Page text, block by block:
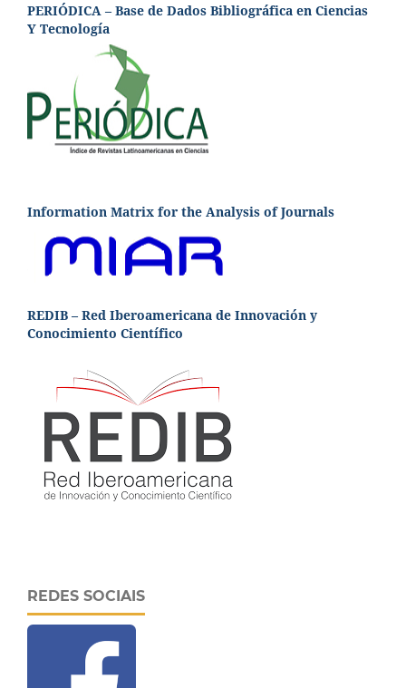
PERIÓDICA – Base de Dados Bibliográfica en Ciencias
Y Tecnología
Information Matrix for the Analysis of Journals
REDIB – Red Iberoamericana de Innovación y
Conocimiento Científico
REDES SOCIAIS